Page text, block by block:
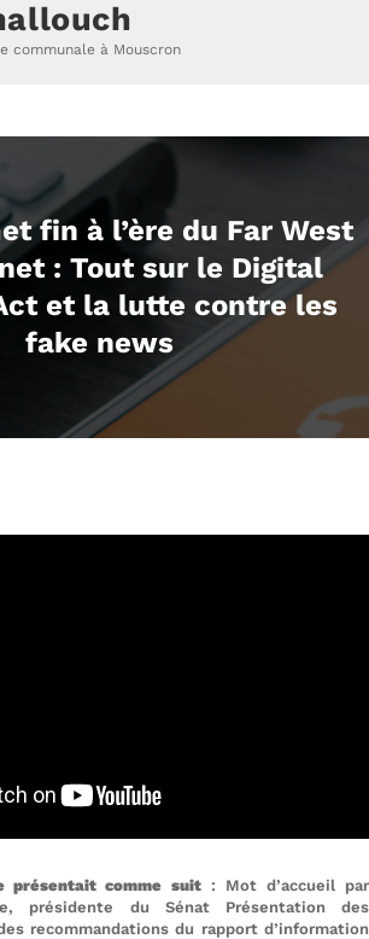
communale à Mouscron
fin à l’ère du Far West
: Tout sur le Digital
et la lutte contre les
fake news
présentait comme suit: Mot d’accueil par
présidente du Sénat Présentation des
recommandations du rapport d’information